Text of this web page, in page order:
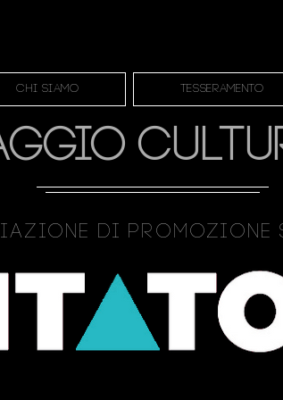
Chi siamo Tesseramento
Di Promozione